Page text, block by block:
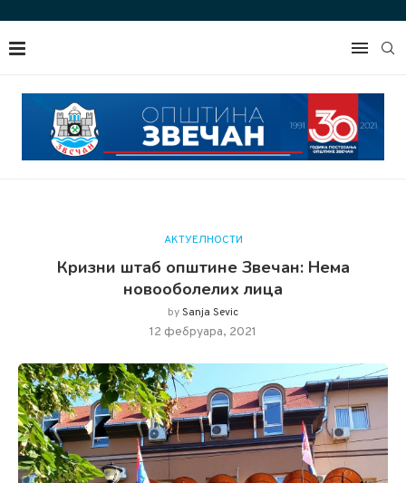
АКТУЕЛНОСТИ
Кризни штаб општине Звечан: Нема
новооболелих лица
bySanja Sevic
12 фебруара, 2021